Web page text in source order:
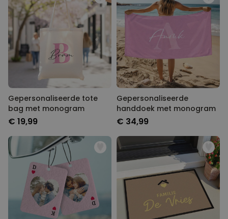
Gepersonaliseerde tote
bag met monogram
€ 19,99
Gepersonaliseerde
handdoek met monogram
€ 34,99